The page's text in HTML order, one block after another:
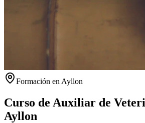
Formación en Ayllon
Curso de Auxiliar de
Ayllon